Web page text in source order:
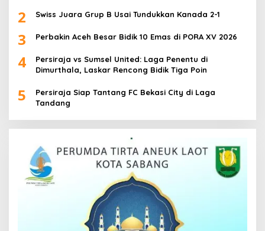
2 Swiss Juara Grup B Usai Tundukkan Kanada 2-1
3 Perbakin Aceh Besar Bidik 10 Emas di PORA XV 2026
4
Persiraja vs Sumsel United: Laga Penentu di
Dimurthala, Laskar Rencong Bidik Tiga Poin
5
Persiraja Siap Tantang FC Bekasi City di Laga
Tandang